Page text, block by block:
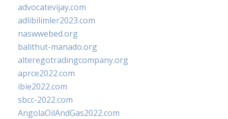
advocatevijay.com
adlibilimler2023.com
naswwebed.org
balithut-manado.org
alteregotradingcompany.org
aprce2022.com
ibie2022.com
sbcc-2022.com
AngolaOilAndGas2022.com